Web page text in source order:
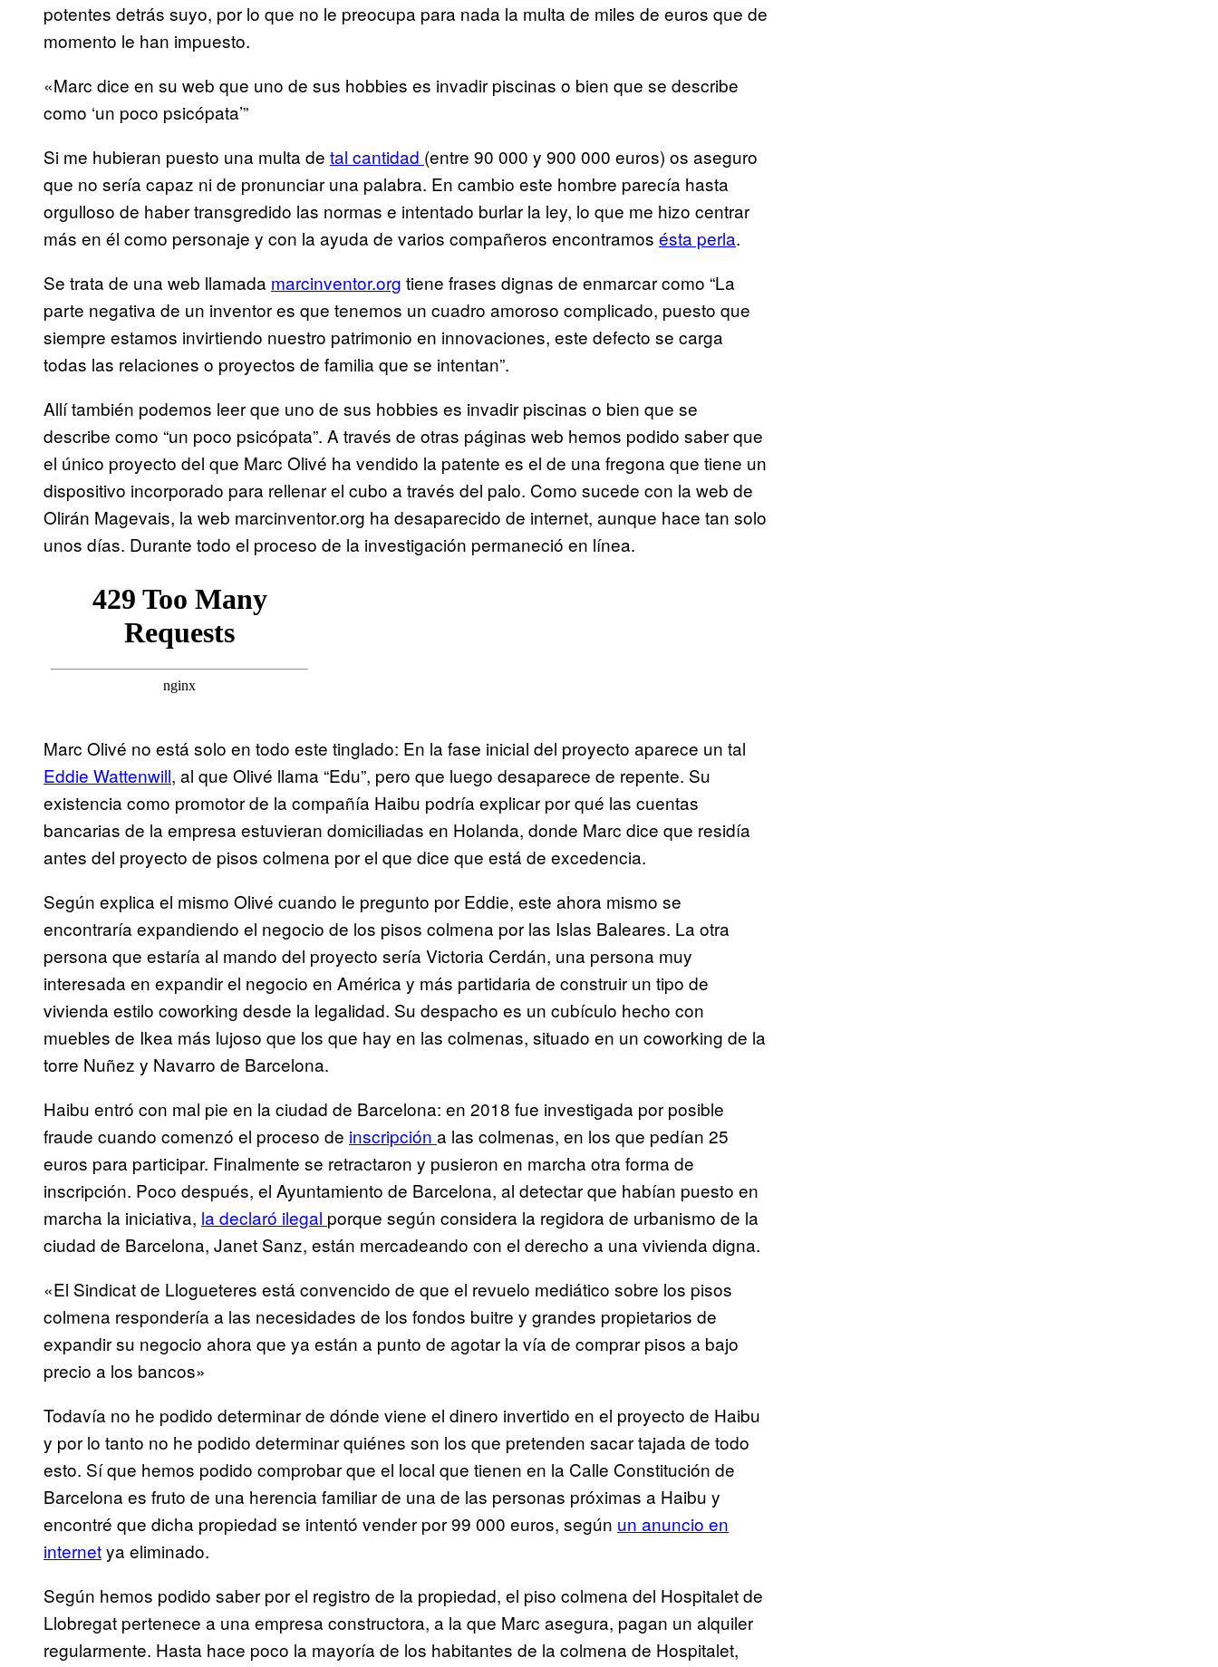
potentes detrás suyo, por lo que no le preocupa para nada la multa de miles de euros que de
momento le han impuesto.
«Marc dice en su web que uno de sus hobbies es invadir piscinas o bien que se describe
como ‘un poco psicópata’”
Si me hubieran puesto una multa de tal cantidad (entre 90 000 y 900 000 euros) os aseguro
que no sería capaz ni de pronunciar una palabra. En cambio este hombre parecía hasta
orgulloso de haber transgredido las normas e intentado burlar la ley, lo que me hizo centrar
más en él como personaje y con la ayuda de varios compañeros encontramos ésta perla.
Se trata de una web llamada marcinventor.org tiene frases dignas de enmarcar como “La
parte negativa de un inventor es que tenemos un cuadro amoroso complicado, puesto que
siempre estamos invirtiendo nuestro patrimonio en innovaciones, este defecto se carga
todas las relaciones o proyectos de familia que se intentan”.
Allí también podemos leer que uno de sus hobbies es invadir piscinas o bien que se
describe como “un poco psicópata”. A través de otras páginas web hemos podido saber que
el único proyecto del que Marc Olivé ha vendido la patente es el de una fregona que tiene un
dispositivo incorporado para rellenar el cubo a través del palo. Como sucede con la web de
Olirán Magevais, la web marcinventor.org ha desaparecido de internet, aunque hace tan solo
unos días. Durante todo el proceso de la investigación permaneció en línea.
Marc Olivé no está solo en todo este tinglado: En la fase inicial del proyecto aparece un tal
Eddie Wattenwill, al que Olivé llama “Edu”, pero que luego desaparece de repente. Su
existencia como promotor de la compañía Haibu podría explicar por qué las cuentas
bancarias de la empresa estuvieran domiciliadas en Holanda, donde Marc dice que residía
antes del proyecto de pisos colmena por el que dice que está de excedencia.
Según explica el mismo Olivé cuando le pregunto por Eddie, este ahora mismo se
encontraría expandiendo el negocio de los pisos colmena por las Islas Baleares. La otra
persona que estaría al mando del proyecto sería Victoria Cerdán, una persona muy
interesada en expandir el negocio en América y más partidaria de construir un tipo de
vivienda estilo coworking desde la legalidad. Su despacho es un cubículo hecho con
muebles de Ikea más lujoso que los que hay en las colmenas, situado en un coworking de la
torre Nuñez y Navarro de Barcelona.
Haibu entró con mal pie en la ciudad de Barcelona: en 2018 fue investigada por posible
fraude cuando comenzó el proceso de inscripción a las colmenas, en los que pedían 25
euros para participar. Finalmente se retractaron y pusieron en marcha otra forma de
inscripción. Poco después, el Ayuntamiento de Barcelona, al detectar que habían puesto en
marcha la iniciativa, la declaró ilegal porque según considera la regidora de urbanismo de la
ciudad de Barcelona, Janet Sanz, están mercadeando con el derecho a una vivienda digna.
«El Sindicat de Llogueteres está convencido de que el revuelo mediático sobre los pisos
colmena respondería a las necesidades de los fondos buitre y grandes propietarios de
expandir su negocio ahora que ya están a punto de agotar la vía de comprar pisos a bajo
precio a los bancos»
Todavía no he podido determinar de dónde viene el dinero invertido en el proyecto de Haibu
y por lo tanto no he podido determinar quiénes son los que pretenden sacar tajada de todo
esto. Sí que hemos podido comprobar que el local que tienen en la Calle Constitución de
Barcelona es fruto de una herencia familiar de una de las personas próximas a Haibu y
encontré que dicha propiedad se intentó vender por 99 000 euros, según un anuncio en
internetya eliminado.
Según hemos podido saber por el registro de la propiedad, el piso colmena del Hospitalet de
Llobregat pertenece a una empresa constructora, a la que Marc asegura, pagan un alquiler
regularmente. Hasta hace poco la mayoría de los habitantes de la colmena de Hospitalet,